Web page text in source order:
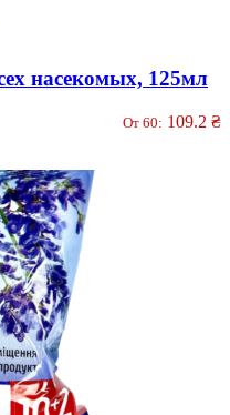
насекомых, 125мл
От 60: 109.2 ₴